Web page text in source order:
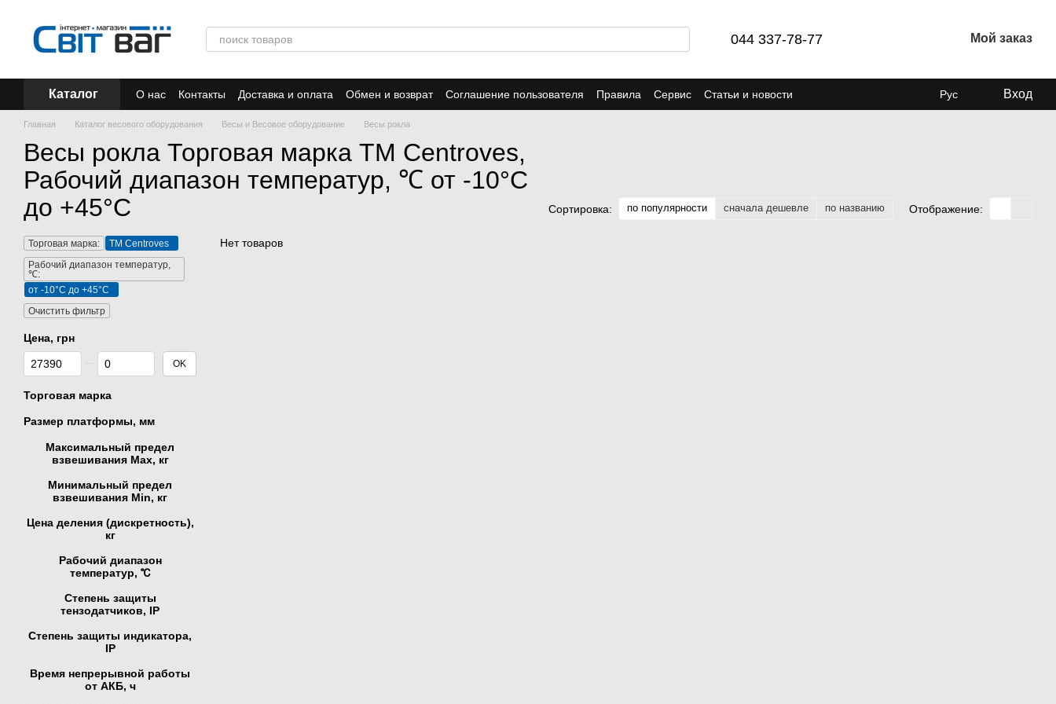
044 337-78-77 Мой заказ
Каталог О нас Контакты Доставка и оплата Обмен и возврат Соглашение пользователя Правила Сервис
Статьи и новости
Отзывы
Акции
Рус Вход
Главная Каталог весового оборудования Весы и Весовое оборудование Весы рокла
Весы рокла Торговая марка ТМ Centroves,
Рабочий диапазон температур, ℃ от -10°С
до +45°С
Сортировка: по популярности сначала дешевле по названию Отображение:
Нет товаров
Торговая марка:
ТМ Centroves
Рабочий диапазон температур,
℃:
от -10°С до +45°С
Очистить фильтр
Цена, грн
От Цена, грн
До Цена, грн OK
Торговая марка
Размер платформы, мм
Максимальный предел
взвешивания Мах, кг
Минимальный предел
взвешивания Min, кг
Цена деления (дискретность),
кг
Рабочий диапазон
температур, ℃
Степень защиты
тензодатчиков, IP
Степень защиты индикатора,
IP
Время непрерывной работы
от АКБ, ч